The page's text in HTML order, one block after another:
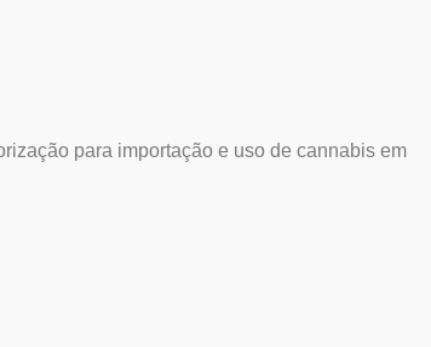
para importação e uso de cannabis em